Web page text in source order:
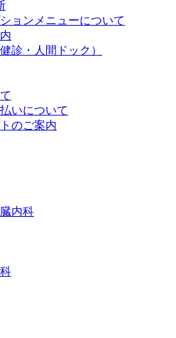
ョンメニューについて
診・人間ドック）
いについて
のご案内
内科